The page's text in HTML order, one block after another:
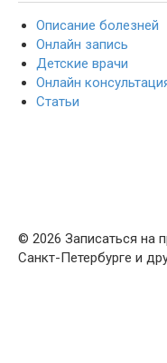
Описание болезней
Онлайн запись
Детские врачи
Онлайн
Статьи
© 2026 Записаться на
Санкт-Петербурге и